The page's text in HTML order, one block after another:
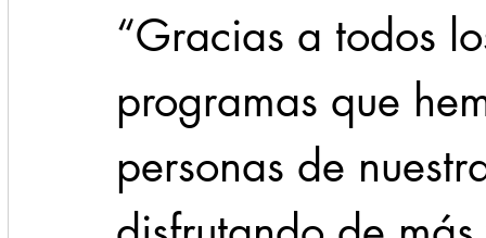
“Gracias a todos
programas que
personas de